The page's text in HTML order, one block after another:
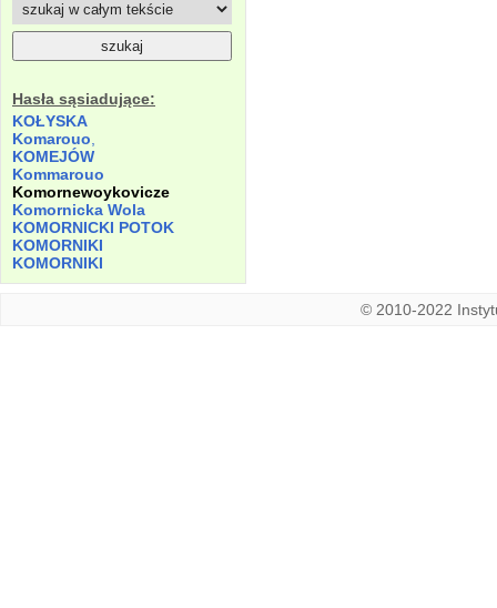
Hasła sąsiadujące:
KOŁYSKA
Komarouo
KOMEJÓW
Kommarouo
Komornewoykovicze
Komornicka Wola
KOMORNICKI POTOK
KOMORNIKI
KOMORNIKI
© 2010-2022